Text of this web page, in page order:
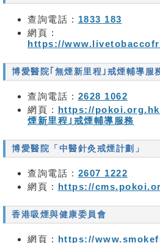
查詢電話 : 1833 183
網頁 :
https://
博愛醫院｢無煙新里程｣戒煙輔導服
查詢電話 : 2628 1062
網頁 : https://
煙新里程｣戒煙輔導服務
博愛醫院「中醫針灸戒煙計劃」
查詢電話 : 2607 1222
網頁 : https://
香港吸煙與健康委員會
網頁 : https://